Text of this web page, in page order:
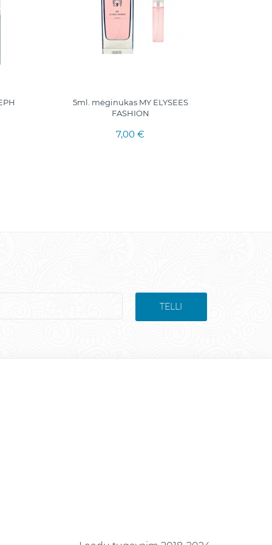
5ml. mėginukas MY ELYSEES
FASHION
7,00 €
TELLI